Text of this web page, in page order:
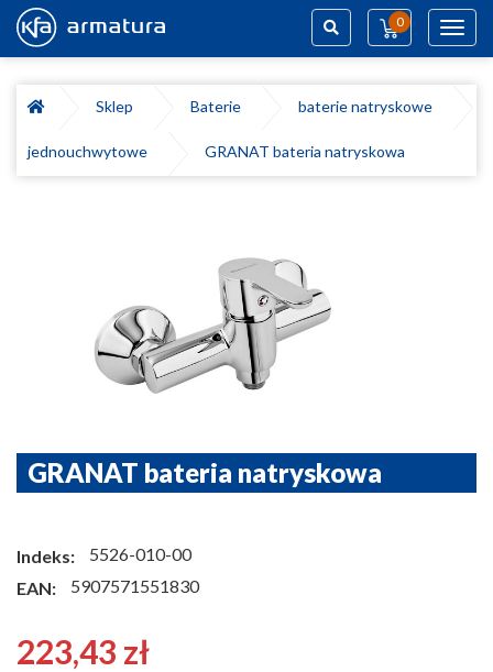
0
Sklep
Baterie baterie natryskowe
jednouchwytowe GRANAT bateria natryskowa
GRANAT bateria natryskowa
Indeks:
5526-010-00
EAN:
5907571551830
223,43 zł